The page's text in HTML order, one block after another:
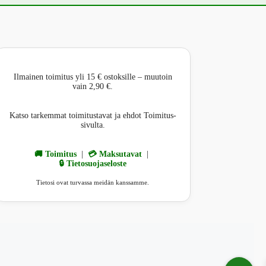
Ilmainen toimitus yli 15 € ostoksille – muutoin
vain 2,90 €.
Katso tarkemmat toimitustavat ja ehdot Toimitus-
sivulta.
🚚 Toimitus 💳 Maksutavat
🔒 Tietosuojaseloste
Tietosi ovat turvassa meidän kanssamme.